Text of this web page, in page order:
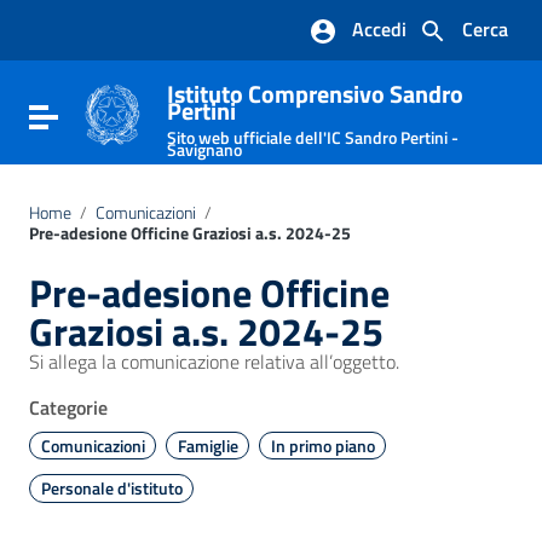
Vai al footer
Cerca
Accedi
Attiva / disattiva la navigazione
Istituto Comprensivo Sandro
Pertini
Sito web ufficiale dell'IC Sandro Pertini -
Savignano
Home / Comunicazioni /
Pre-adesione Officine Graziosi a.s. 2024-25
Pre-adesione Officine
Graziosi a.s. 2024-25
Si allega la comunicazione relativa all’oggetto.
Categorie
Comunicazioni Famiglie
In primo piano
Personale d'istituto